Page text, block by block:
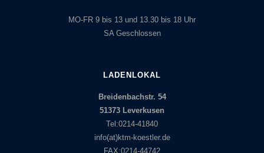
MO-FR 9 bis 13 und 13.30 bis 18 Uhr
SA Geschlossen
LADENLOKAL
Breidenbachstr. 54
51373 Leverkusen
Tel:0214-41840
info(at)ktm-koestler.de
FAX:0214-44742